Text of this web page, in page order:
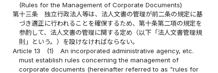
(Rules for the Management of Corporate Documents)
第十三条
独立行政法人等は、法人文書の管理が前二条の規定に基
づき適正に行われることを確保するため、第十条第二項の規定を
参酌して、法人文書の管理に関する定め（以下「法人文書管理規
則」という。）を設けなければならない。
Article 13
(1)
An incorporated administrative agency, etc.
must establish rules concerning the management of
corporate documents (hereinafter referred to as "rules for